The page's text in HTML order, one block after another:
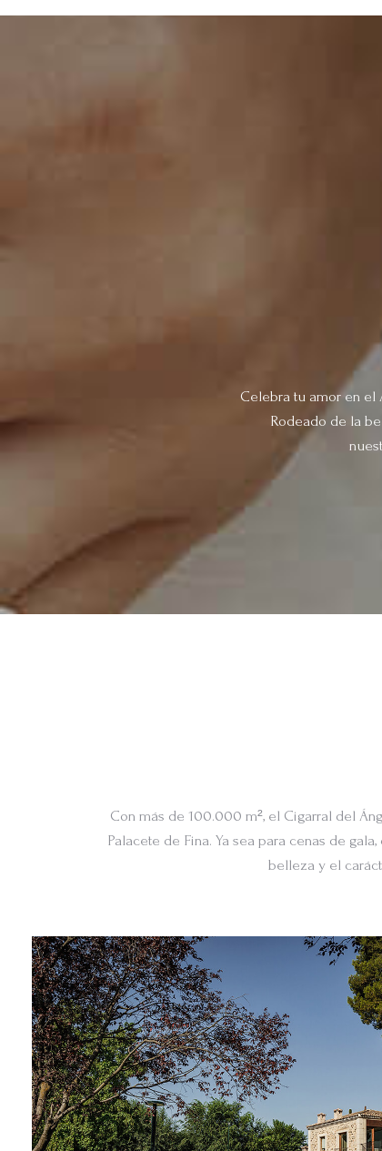
Celebra tu amor en el
Rodeado de la
Con más de 100.000 m², el Cigarral del
Palacete de Fina. Ya sea para cenas de
belleza y el